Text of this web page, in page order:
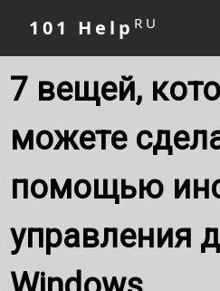
101 Help RU
7 вещей,
можете
помощью
управления